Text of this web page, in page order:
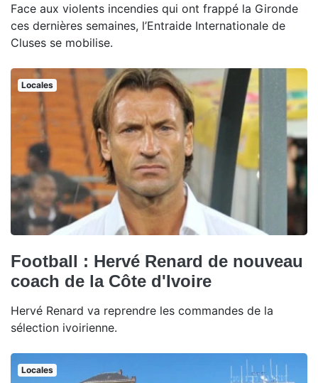
Face aux violents incendies qui ont frappé la Gironde
ces dernières semaines, l’Entraide Internationale de
Cluses se mobilise.
Locales
Football : Hervé Renard de nouveau
coach de la Côte d'Ivoire
Hervé Renard va reprendre les commandes de la
sélection ivoirienne.
Locales